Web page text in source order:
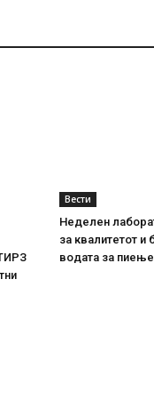
Вести
Неделен
за квалитетот и
водата за пиење